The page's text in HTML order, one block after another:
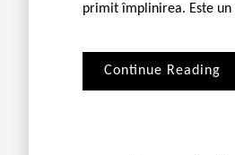
primit împlinirea. Este
Continue Reading